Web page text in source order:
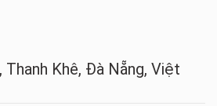
Thanh Khê, Đà Nẵng, Việt